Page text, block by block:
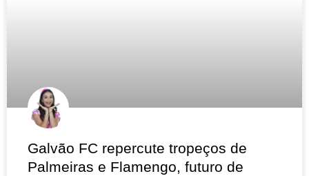
Galvão FC repercute tropeços de
Palmeiras e Flamengo, futuro de